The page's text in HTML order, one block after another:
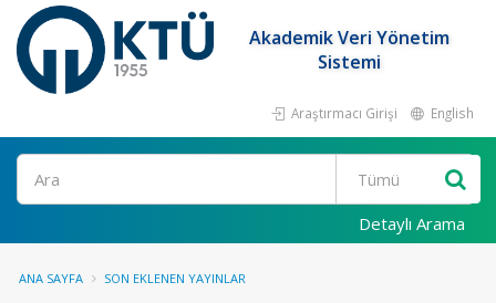
Akademik Veri Yönetim
Sistemi
Araştırmacı Girişi English
Ara
Detaylı Arama
ANA SAYFA SON EKLENEN YAYINLAR